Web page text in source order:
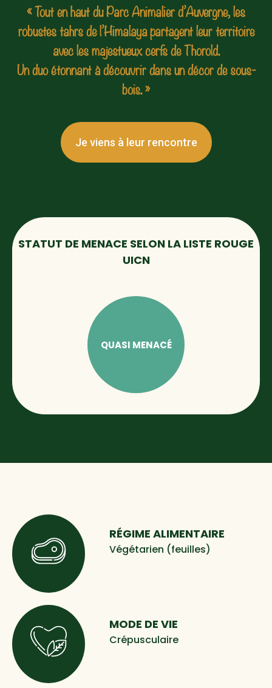
« Tout en haut du Parc Animalier d’Auvergne, les
robustes tahrs de l’Himalaya partagent leur territoire
avec les majestueux cerfs de Thorold.
Un duo étonnant à découvrir dans un décor de sous-
bois. »
Je viens à leur rencontre
STATUT DE MENACE SELON LA LISTE ROUGE
UICN
QUASI MENACÉ
RÉGIME ALIMENTAIRE
Végétarien (feuilles)
MODE DE VIE
Crépusculaire